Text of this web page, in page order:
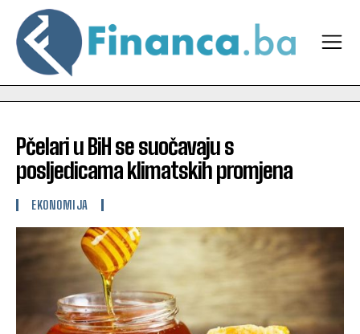
Pčelari u BiH se suočavaju s
posljedicama klimatskih promjena
EKONOMIJA